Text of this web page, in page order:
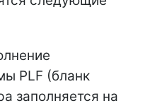
PLF (бланк
заполняется на